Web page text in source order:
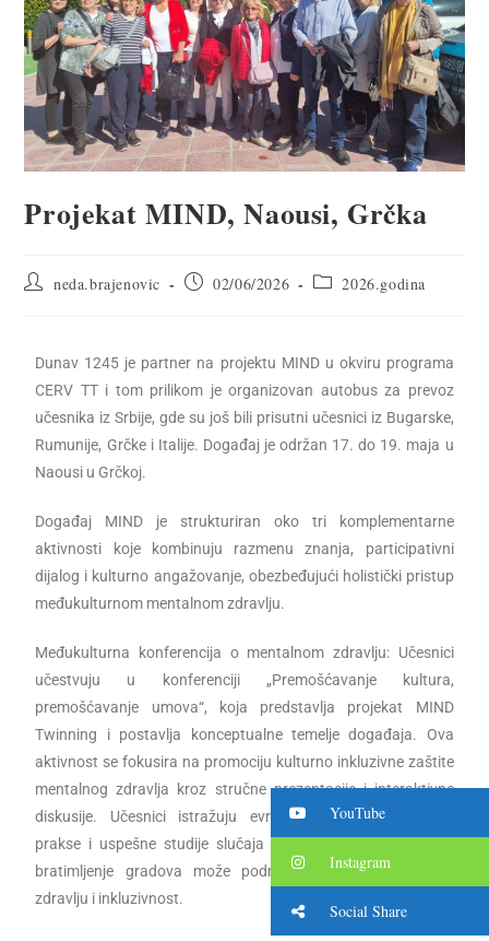
Projekat MIND, Naousi, Grčka
neda.brajenovic 02/06/2026 2026.godina
Dunav 1245 je partner na projektu MIND u okviru programa
CERV TT i tom prilikom je organizovan autobus za prevoz
učesnika iz Srbije, gde su još bili prisutni učesnici iz Bugarske,
Rumunije, Grčke i Italije. Događaj je održan 17. do 19. maja u
Naousi u Grčkoj.
Događaj MIND je strukturiran oko tri komplementarne
aktivnosti koje kombinuju razmenu znanja, participativni
dijalog i kulturno angažovanje, obezbeđujući holistički pristup
međukulturnom mentalnom zdravlju.
Međukulturna konferencija o mentalnom zdravlju: Učesnici
učestvuju u konferenciji „Premošćavanje kultura,
premošćavanje umova“, koja predstavlja projekat MIND
Twinning i postavlja konceptualne temelje događaja. Ova
aktivnost se fokusira na promociju kulturno inkluzivne zaštite
mentalnog zdravlja kroz stručne prezentacije i interaktivne
diskusije. Učesnici istražuju evropske inicijative, najbolje
prakse i uspešne studije slučaja razmišljajući o tome kako
bratimljenje gradova može podržati svest o mentalnom
zdravlju i inkluzivnost.
YouTube
Instagram
Social Share